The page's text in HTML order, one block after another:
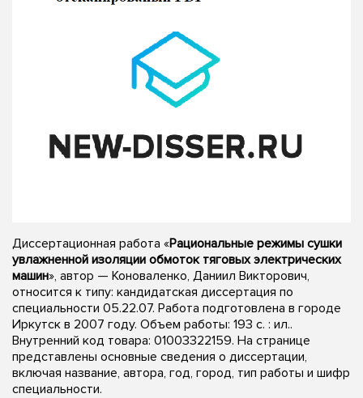
Диссертационная работа «Рациональные режимы сушки
увлажненной изоляции обмоток тяговых электрических
машин», автор — Коноваленко, Даниил Викторович,
относится к типу: кандидатская диссертация по
специальности 05.22.07. Работа подготовлена в городе
Иркутск в 2007 году. Объем работы: 193 с. : ил..
Внутренний код товара: 01003322159. На странице
представлены основные сведения о диссертации,
включая название, автора, год, город, тип работы и шифр
специальности.